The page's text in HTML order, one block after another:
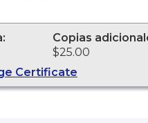
Copias
$25.00
Certificate